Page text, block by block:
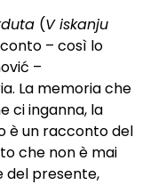
(V iskanju
– così lo
–
La memoria che
ci inganna, la
è un racconto del
che non è mai
del presente,